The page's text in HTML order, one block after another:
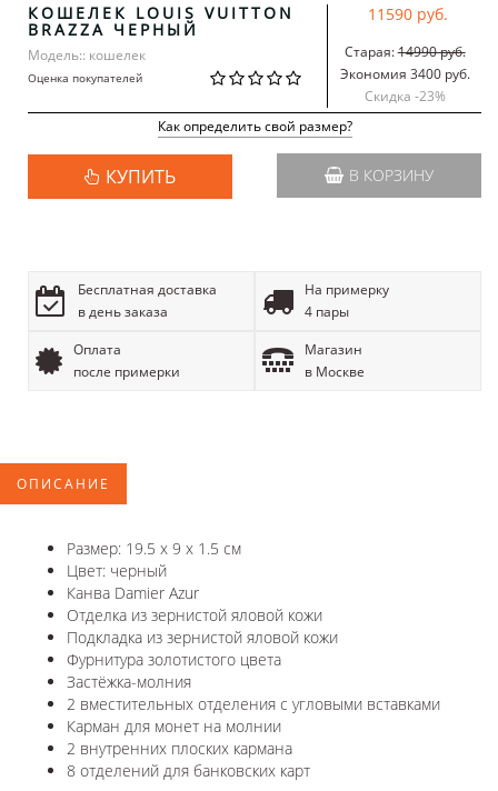
КОШЕЛЕК LOUIS VUITTON
BRAZZA ЧЕРНЫЙ
Модель:: кошелек
Оценка покупателей
11590 руб.
Старая:14990 руб.
Экономия 3400 руб.
Скидка -23%
Как определить свой размер?
КУПИТЬ В КОРЗИНУ
Бесплатная доставка
в день заказа
На примерку
4 пары
Оплата
после примерки
Магазин
в Москве
ОПИСАНИЕ
Размер: 19.5 x 9 x 1.5 см
Цвет: черный
Канва Damier Azur
Отделка из зернистой яловой кожи
Подкладка из зернистой яловой кожи
Фурнитура золотистого цвета
Застёжка-молния
2 вместительных отделения с угловыми вставками
Карман для монет на молнии
2 внутренних плоских кармана
8 отделений для банковских карт